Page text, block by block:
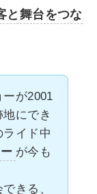
と舞台をつな
が2001
にでき
イド中
が今も
きる、